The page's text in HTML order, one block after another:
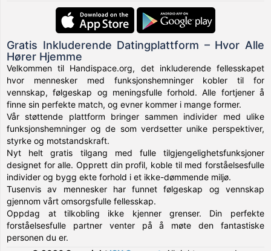
Gratis Inkluderende Datingplattform – Hvor Alle
Hører Hjemme
Velkommen til Handispace.org, det inkluderende fellesskapet
hvor mennesker med funksjonshemninger kobler til for
vennskap, følgeskap og meningsfulle forhold. Alle fortjener å
finne sin perfekte match, og evner kommer i mange former.
Vår støttende plattform bringer sammen individer med ulike
funksjonshemninger og de som verdsetter unike perspektiver,
styrke og motstandskraft.
Nyt helt gratis tilgang med fulle tilgjengelighetsfunksjoner
designet for alle. Opprett din profil, koble til med forståelsesfulle
individer og bygg ekte forhold i et ikke-dømmende miljø.
Tusenvis av mennesker har funnet følgeskap og vennskap
gjennom vårt omsorgsfulle fellesskap.
Oppdag at tilkobling ikke kjenner grenser. Din perfekte
forståelsesfulle partner venter på å møte den fantastiske
personen du er.